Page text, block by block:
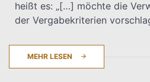
heißt es: „[…] möchte die
der Vergabekriterien
MEHR LESEN